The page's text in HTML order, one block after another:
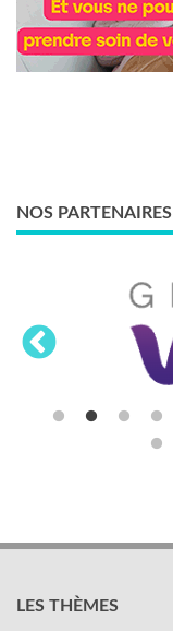
NOS PARTENAIRES
LES THÈMES